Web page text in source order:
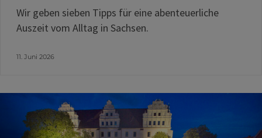
Wir geben sieben Tipps für eine abenteuerliche
Auszeit vom Alltag in Sachsen.
11. Juni 2026